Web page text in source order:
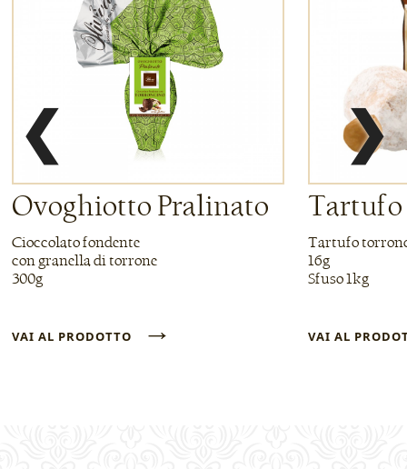
❮
Ovoghiotto Pralinato
Cioccolato fondente
con granella di torrone
300g
VAI AL PRODOTTO →
Tartufo
16g
Sfuso 1kg
VAI AL
❯